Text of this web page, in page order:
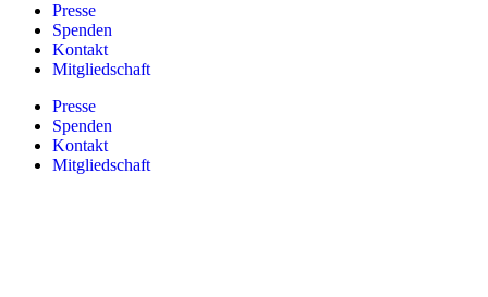
Presse
Spenden
Kontakt
Mitgliedschaft
Presse
Spenden
Kontakt
Mitgliedschaft